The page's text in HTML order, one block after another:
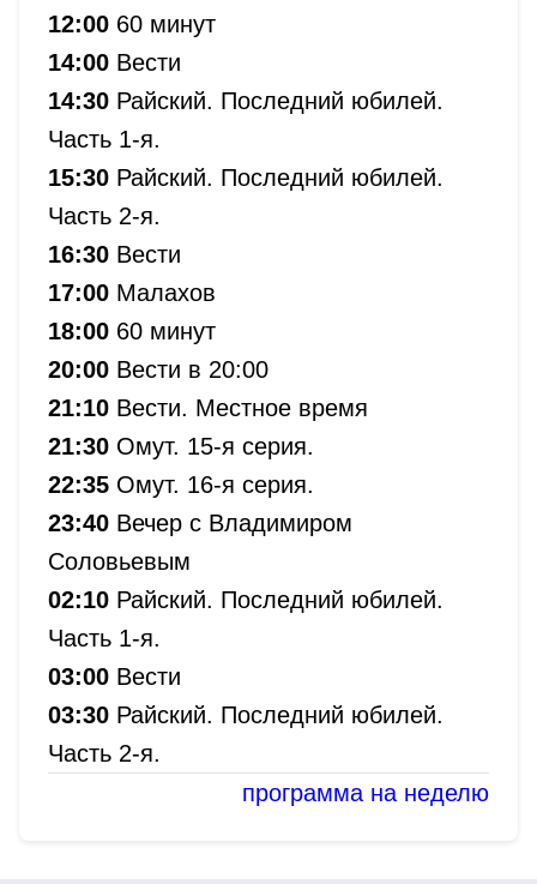
12:00 60 минут
14:00 Вести
14:30 Райский. Последний юбилей.
Часть 1-я.
15:30 Райский. Последний юбилей.
Часть 2-я.
16:30 Вести
17:00 Малахов
18:00 60 минут
20:00 Вести в 20:00
21:10 Вести. Местное время
21:30 Омут. 15-я серия.
22:35 Омут. 16-я серия.
23:40 Вечер с Владимиром
Соловьевым
02:10 Райский. Последний юбилей.
Часть 1-я.
03:00 Вести
03:30 Райский. Последний юбилей.
Часть 2-я.
программа на неделю